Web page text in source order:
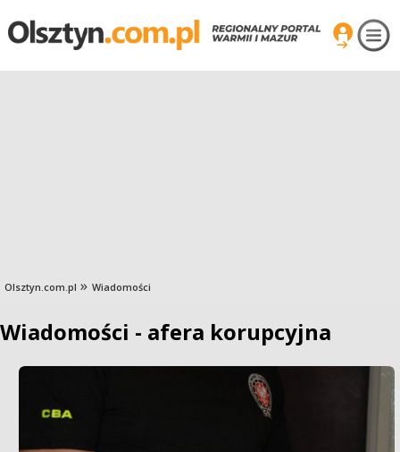
Olsztyn.com.pl Wiadomości
Wiadomości - afera korupcyjna